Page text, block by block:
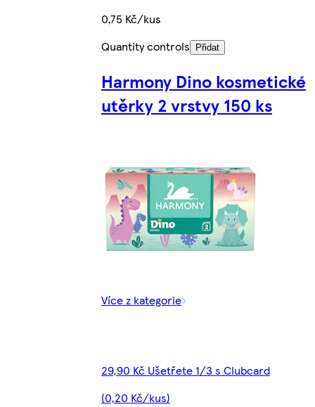
0,75 Kč/kus
Quantity controls
Přidat
Harmony Dino kosmetické
utěrky 2 vrstvy 150 ks
Více z kategorie
29,90 Kč Ušetřete 1/3 s Clubcard
(0,20 Kč/kus)